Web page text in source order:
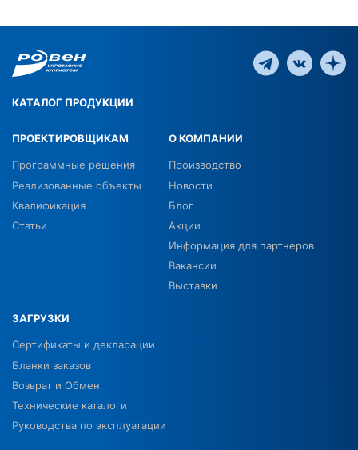
КАТАЛОГ ПРОДУКЦИИ
ПРОЕКТИРОВЩИКАМ
Программные решения
Реализованные объекты
Квалификация
Статьи
О КОМПАНИИ
Производство
Новости
Блог
Акции
Информация для партнеров
Вакансии
Выставки
ЗАГРУЗКИ
Сертификаты и декларации
Бланки заказов
Возврат и Обмен
Технические каталоги
Руководства по эксплуатации